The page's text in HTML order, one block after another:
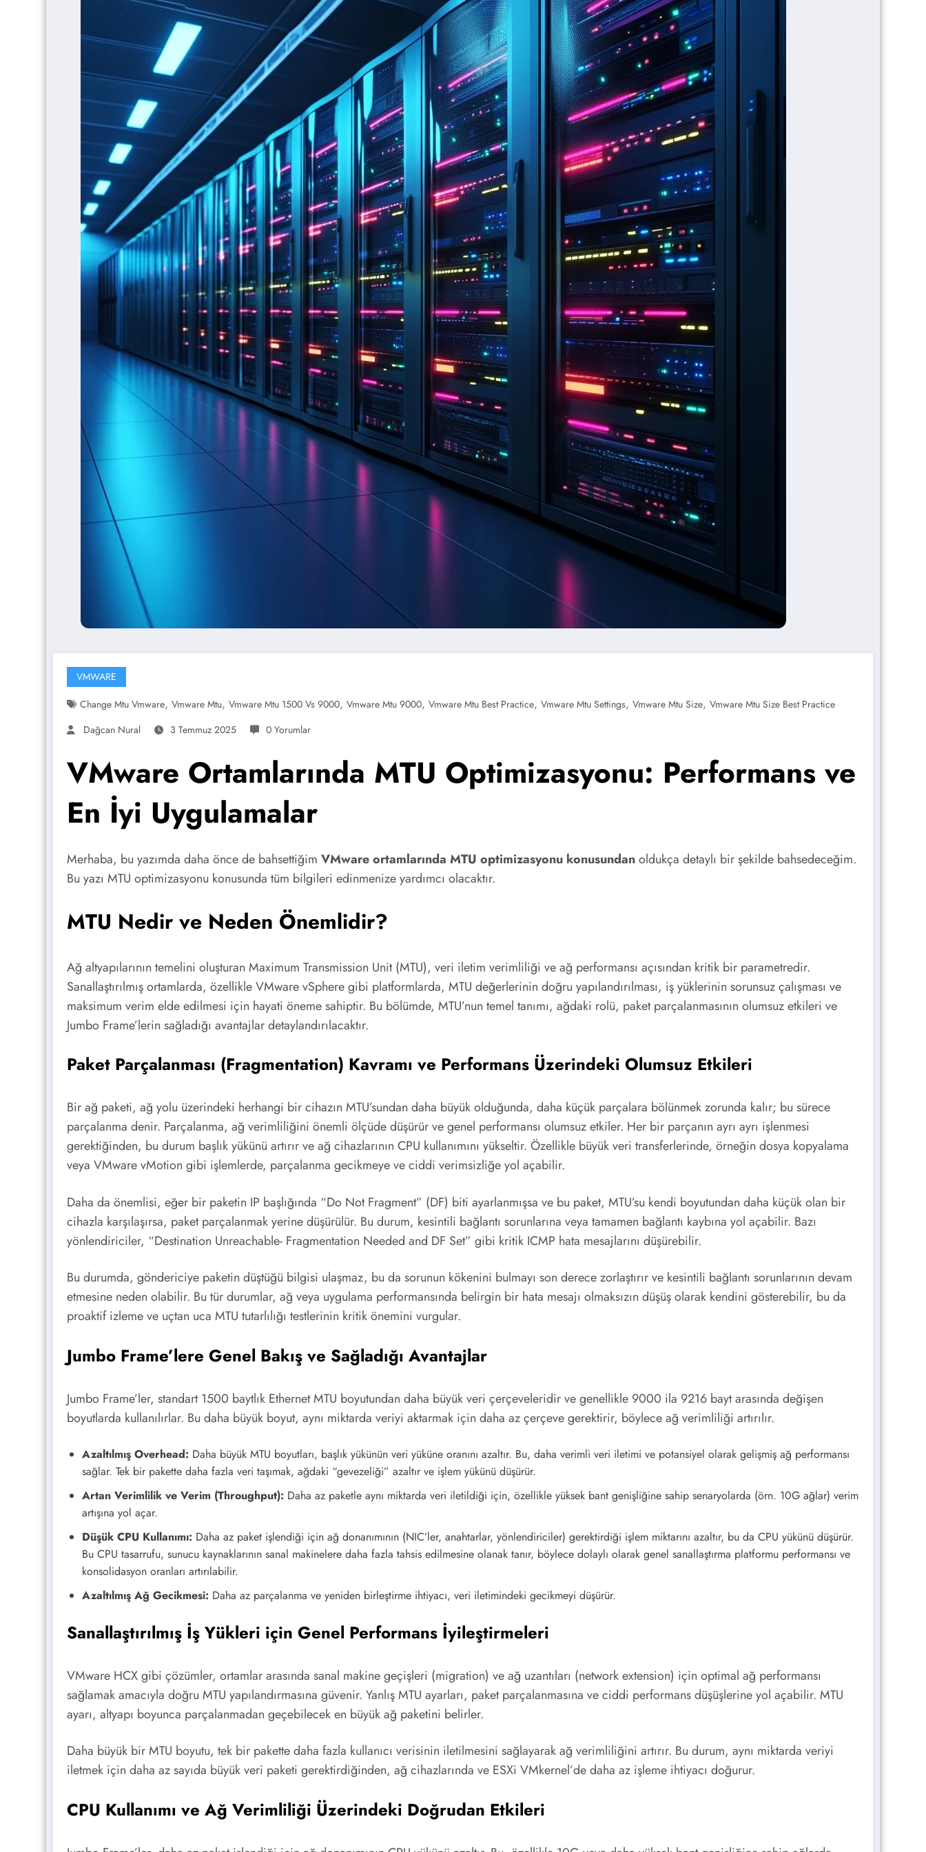
VMWARE
Change Mtu Vmware, Vmware Mtu, Vmware Mtu 1500 Vs 9000, Vmware Mtu 9000, Vmware Mtu Best Practice, Vmware Mtu Settings, Vmware Mtu Size, Vmware Mtu Size Best Practice
Dağcan Nural
3 Temmuz 2025 0 Yorumlar
VMware Ortamlarında MTU Optimizasyonu: Performans ve
En İyi Uygulamalar
Merhaba, bu yazımda daha önce de bahsettiğim VMware ortamlarında MTU optimizasyonu konusundanoldukça detaylı bir şekilde bahsedeceğim.
Bu yazı MTU optimizasyonu konusunda tüm bilgileri edinmenize yardımcı olacaktır.
MTU Nedir ve Neden Önemlidir?
Ağ altyapılarının temelini oluşturan Maximum Transmission Unit (MTU), veri iletim verimliliği ve ağ performansı açısından kritik bir parametredir.
Sanallaştırılmış ortamlarda, özellikle VMware vSphere gibi platformlarda, MTU değerlerinin doğru yapılandırılması, iş yüklerinin sorunsuz çalışması ve
maksimum verim elde edilmesi için hayati öneme sahiptir. Bu bölümde, MTU’nun temel tanımı, ağdaki rolü, paket parçalanmasının olumsuz etkileri ve
Jumbo Frame’lerin sağladığı avantajlar detaylandırılacaktır.
Paket Parçalanması (Fragmentation) Kavramı ve Performans Üzerindeki Olumsuz Etkileri
Bir ağ paketi, ağ yolu üzerindeki herhangi bir cihazın MTU’sundan daha büyük olduğunda, daha küçük parçalara bölünmek zorunda kalır; bu sürece
parçalanma denir. Parçalanma, ağ verimliliğini önemli ölçüde düşürür ve genel performansı olumsuz etkiler. Her bir parçanın ayrı ayrı işlenmesi
gerektiğinden, bu durum başlık yükünü artırır ve ağ cihazlarının CPU kullanımını yükseltir. Özellikle büyük veri transferlerinde, örneğin dosya kopyalama
veya VMware vMotion gibi işlemlerde, parçalanma gecikmeye ve ciddi verimsizliğe yol açabilir.
Daha da önemlisi, eğer bir paketin IP başlığında “Do Not Fragment” (DF) biti ayarlanmışsa ve bu paket, MTU’su kendi boyutundan daha küçük olan bir
cihazla karşılaşırsa, paket parçalanmak yerine düşürülür. Bu durum, kesintili bağlantı sorunlarına veya tamamen bağlantı kaybına yol açabilir. Bazı
yönlendiriciler, “Destination Unreachable- Fragmentation Needed and DF Set” gibi kritik ICMP hata mesajlarını düşürebilir.
Bu durumda, göndericiye paketin düştüğü bilgisi ulaşmaz, bu da sorunun kökenini bulmayı son derece zorlaştırır ve kesintili bağlantı sorunlarının devam
etmesine neden olabilir. Bu tür durumlar, ağ veya uygulama performansında belirgin bir hata mesajı olmaksızın düşüş olarak kendini gösterebilir, bu da
proaktif izleme ve uçtan uca MTU tutarlılığı testlerinin kritik önemini vurgular.
Jumbo Frame’lere Genel Bakış ve Sağladığı Avantajlar
Jumbo Frame’ler, standart 1500 baytlık Ethernet MTU boyutundan daha büyük veri çerçeveleridir ve genellikle 9000 ila 9216 bayt arasında değişen
boyutlarda kullanılırlar. Bu daha büyük boyut, aynı miktarda veriyi aktarmak için daha az çerçeve gerektirir, böylece ağ verimliliği artırılır.
Azaltılmış Overhead: Daha büyük MTU boyutları, başlık yükünün veri yüküne oranını azaltır. Bu, daha verimli veri iletimi ve potansiyel olarak gelişmiş ağ performansı
sağlar. Tek bir pakette daha fazla veri taşımak, ağdaki “gevezeliği” azaltır ve işlem yükünü düşürür.
Artan Verimlilik ve Verim (Throughput): Daha az paketle aynı miktarda veri iletildiği için, özellikle yüksek bant genişliğine sahip senaryolarda (örn. 10G ağlar) verim
artışına yol açar.
Düşük CPU Kullanımı: Daha az paket işlendiği için ağ donanımının (NIC’ler, anahtarlar, yönlendiriciler) gerektirdiği işlem miktarını azaltır, bu da CPU yükünü düşürür.
Bu CPU tasarrufu, sunucu kaynaklarının sanal makinelere daha fazla tahsis edilmesine olanak tanır, böylece dolaylı olarak genel sanallaştırma platformu performansı ve
konsolidasyon oranları artırılabilir.
Azaltılmış Ağ Gecikmesi: Daha az parçalanma ve yeniden birleştirme ihtiyacı, veri iletimindeki gecikmeyi düşürür.
Sanallaştırılmış İş Yükleri için Genel Performans İyileştirmeleri
VMware HCX gibi çözümler, ortamlar arasında sanal makine geçişleri (migration) ve ağ uzantıları (network extension) için optimal ağ performansı
sağlamak amacıyla doğru MTU yapılandırmasına güvenir. Yanlış MTU ayarları, paket parçalanmasına ve ciddi performans düşüşlerine yol açabilir. MTU
ayarı, altyapı boyunca parçalanmadan geçebilecek en büyük ağ paketini belirler.
Daha büyük bir MTU boyutu, tek bir pakette daha fazla kullanıcı verisinin iletilmesini sağlayarak ağ verimliliğini artırır. Bu durum, aynı miktarda veriyi
iletmek için daha az sayıda büyük veri paketi gerektirdiğinden, ağ cihazlarında ve ESXi VMkernel’de daha az işleme ihtiyacı doğurur.
CPU Kullanımı ve Ağ Verimliliği Üzerindeki Doğrudan Etkileri